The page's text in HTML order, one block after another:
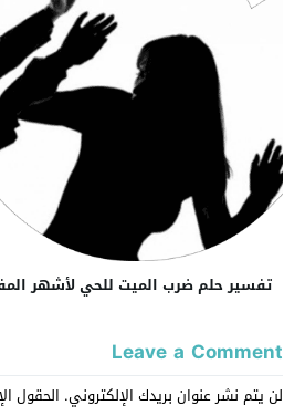
تفسير حلم ضرب الميت للحي لأشهر
Leave a Comment
لن يتم نشر عنوان بريدك الإلكتروني. الحقول